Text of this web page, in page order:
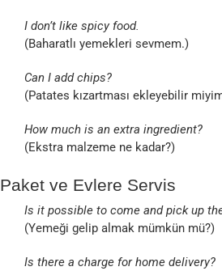
I don’t like spicy food.
(Baharatlı yemekleri sevmem.)
Can I add chips?
(Patates kızartması ekleyebilir
How much is an extra ingredient?
(Ekstra malzeme ne kadar?)
Paket ve Evlere Servis
Is it possible to come and pick up
(Yemeği gelip almak mümkün mü?)
Is there a charge for home delivery?